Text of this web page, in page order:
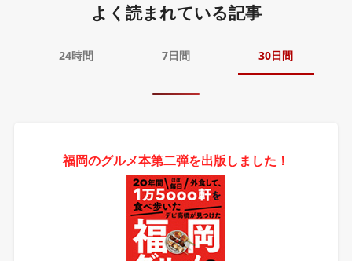
よく読まれている記事
24時間 7日間 30日間
福岡のグルメ本第二弾を出版しました！